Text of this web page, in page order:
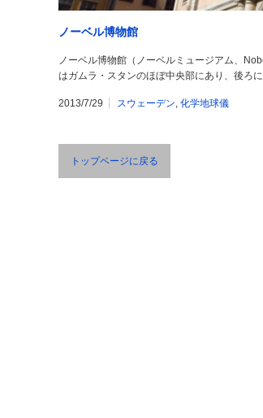
ノーベル博物館
ノーベル博物館（ノーベルミュージアム、
はガムラ・スタンのほぼ中央部にあり、後ろ
2013/7/29 スウェーデン, 化学地球儀
トップページに戻る